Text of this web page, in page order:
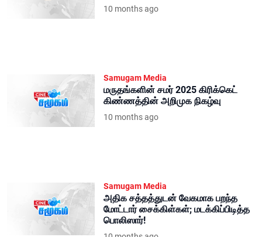
10 months ago
Samugam Media
மருதங்களின் சமர் 2025 கிரிக்கெட்
கிண்ணத்தின் அறிமுக நிகழ்வு
10 months ago
Samugam Media
அதிக சத்தத்துடன் வேகமாக பறந்த
மோட்டார் சைக்கிள்கள்; மடக்கிப்பிடித்த
பொலிஸார்!